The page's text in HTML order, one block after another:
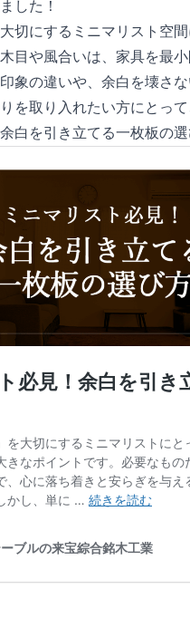
した！
切にするミニマリスト空
目や風合いは、家具を最
象の違いや、余白を壊さ
を取り入れたい方にとっ
白を引き立てる一枚板の